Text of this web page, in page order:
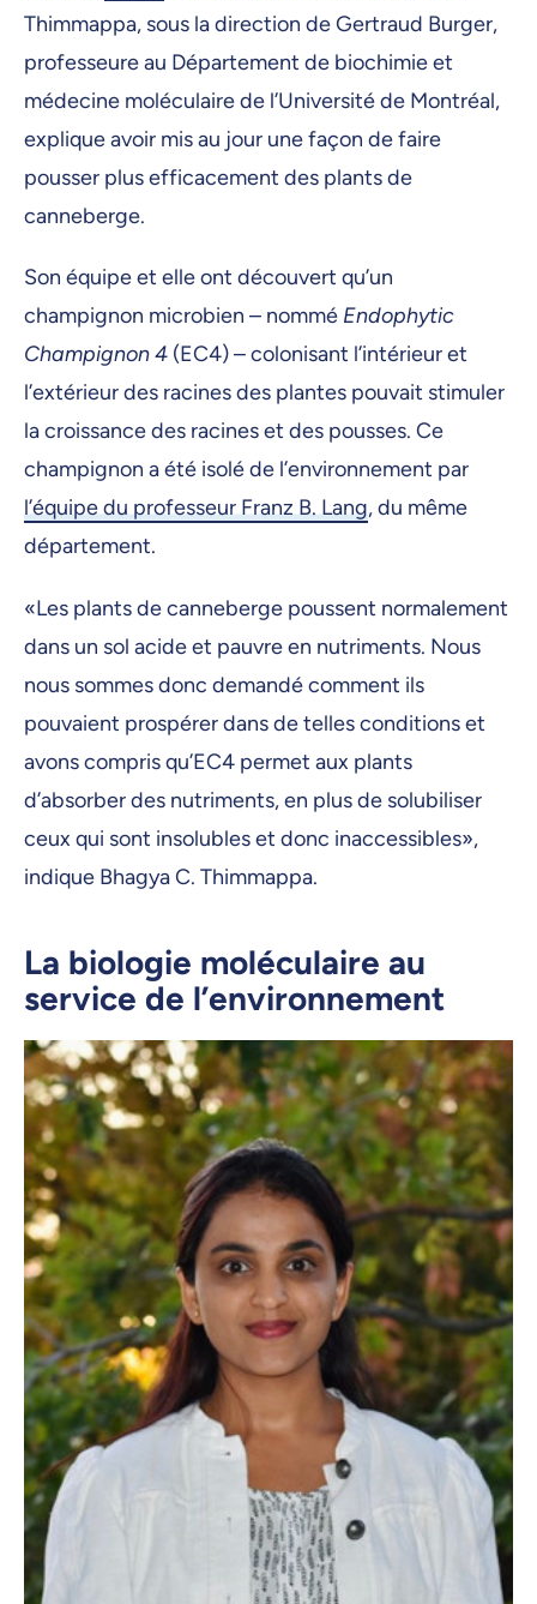
Thimmappa, sous la direction de Gertraud Burger,
professeure au Département de biochimie et
médecine moléculaire de l’Université de Montréal,
explique avoir mis au jour une façon de faire
pousser plus efficacement des plants de
canneberge.
Son équipe et elle ont découvert qu’un
champignon microbien – nommé Endophytic
Champignon 4 (EC4) – colonisant l’intérieur et
l’extérieur des racines des plantes pouvait stimuler
la croissance des racines et des pousses. Ce
champignon a été isolé de l’environnement par
l’équipe du professeur Franz B. Lang, du même
département.
«Les plants de canneberge poussent normalement
dans un sol acide et pauvre en nutriments. Nous
nous sommes donc demandé comment ils
pouvaient prospérer dans de telles conditions et
avons compris qu’EC4 permet aux plants
d’absorber des nutriments, en plus de solubiliser
ceux qui sont insolubles et donc inaccessibles»,
indique Bhagya C. Thimmappa.
La biologie moléculaire au
service de l’environnement